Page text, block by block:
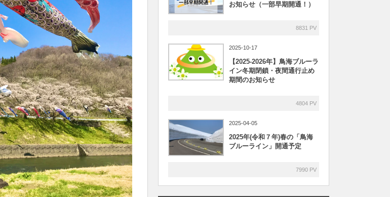
お知らせ（一部早期開通！）
8831 PV
2025-10-17
【2025-2026年】鳥海ブルーラ
イン冬期閉鎖・夜間通行止め
期間のお知らせ
4804 PV
2025-04-05
2025年(令和７年)春の「鳥海
ブルーライン」開通予定
7990 PV